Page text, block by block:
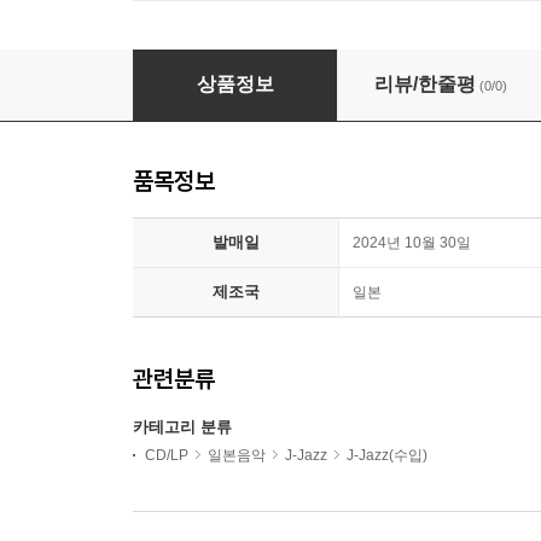
TBM 레이블 재즈 컴필레이션 앨범 (Rebirth
상품정보 리뷰/한줄평 (0/0)
품목정보
발매일 2024년 10월 30일
제조국 일본
관련분류
카테고리 분류
CD/LP 일본음악 J-Jazz J-Jazz(수입)